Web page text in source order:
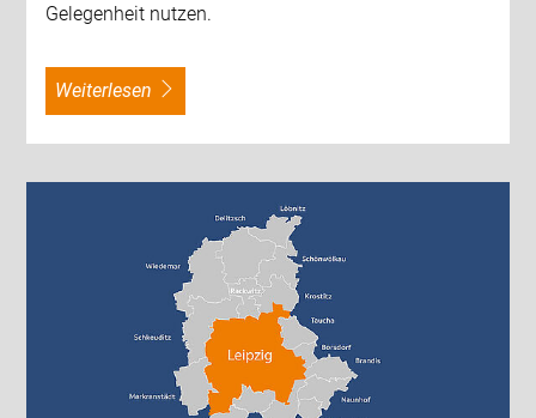
Gelegenheit nutzen.
weiterlesen